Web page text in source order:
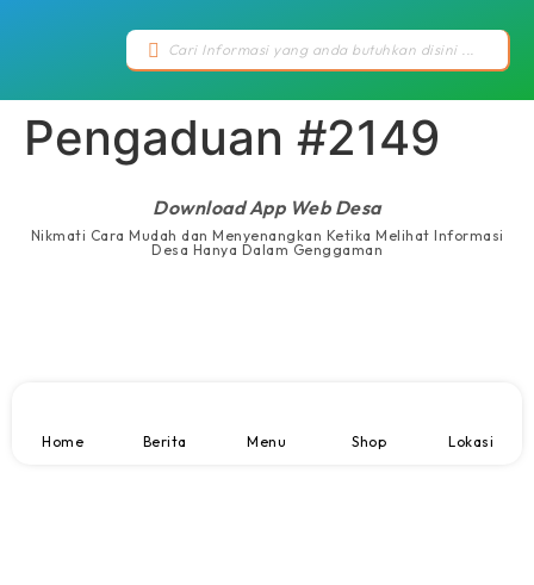
Pengaduan #2149
Download App Web Desa
Nikmati Cara Mudah dan Menyenangkan Ketika Melihat Informasi
Desa Hanya Dalam Genggaman
Home Berita Menu Shop Lokasi